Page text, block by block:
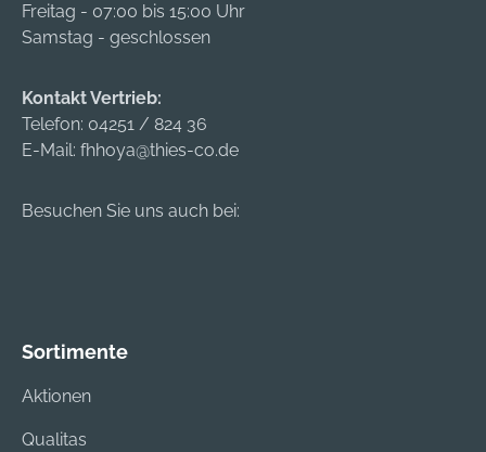
Freitag - 07:00 bis 15:00 Uhr
Samstag - geschlossen
Kontakt Vertrieb:
Telefon: 04251 / 824 36
E-Mail: fhhoya@thies-co.de
Besuchen Sie uns auch bei:
Sortimente
Aktionen
Qualitas